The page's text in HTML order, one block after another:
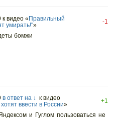
к видео « Правильный
умирать!"»
-1
бомжи
в ответ на ↓ к видео
ввести в России»
+1
и Гуглом пользоваться не